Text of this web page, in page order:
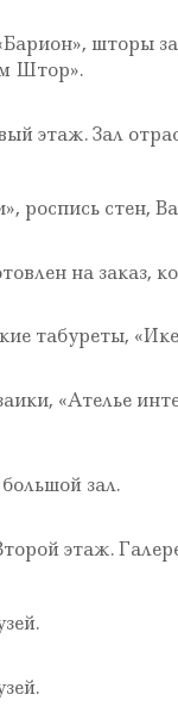
шторы
Штор».
этаж. Зал
роспись стен,
на заказ,
табуреты,
«Ателье
зал.
этаж.